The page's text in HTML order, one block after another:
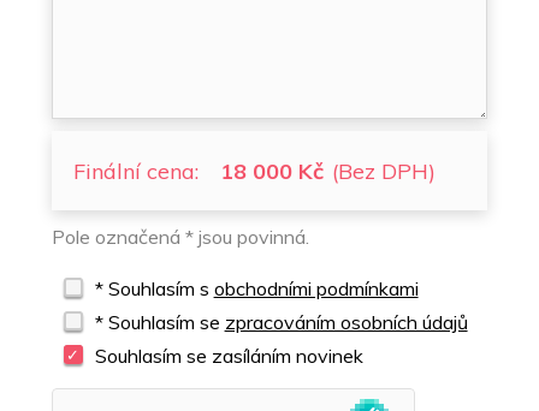
Finální cena: 18 000 Kč (Bez DPH)
Pole označená * jsou povinná.
* Souhlasím s obchodními podmínkami
* Souhlasím se zpracováním osobních údajů
Souhlasím se zasíláním novinek